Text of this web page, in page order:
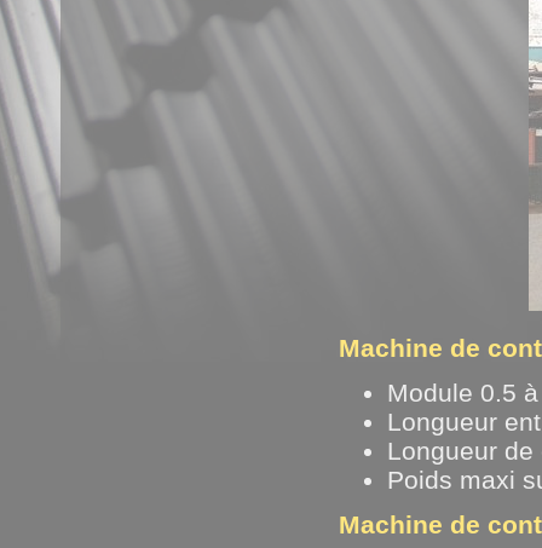
Machine de
Module 0.5
Longueur
Longueur
Poids maxi
Machine de